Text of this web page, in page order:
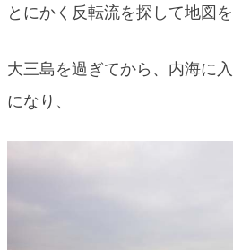
とにかく反転流を探して地図を
大三島を過ぎてから、内海に
になり、